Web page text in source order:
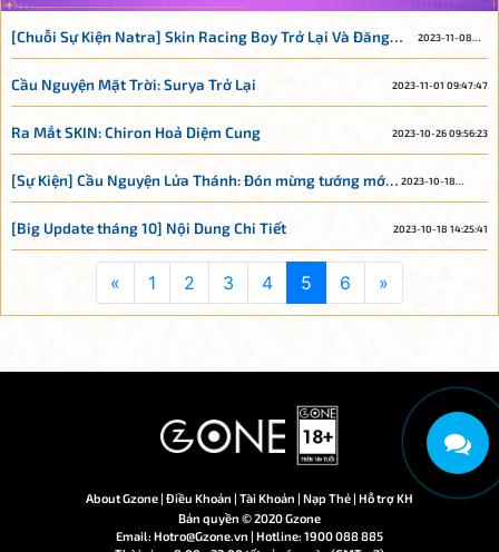
[Chuỗi Sự Kiện Natra] Skin Racing Boy Trở Lại Và Đăng
Nhập Nhận Hero Na Tra
2023-11-08
Cầu Nguyện Mặt Trời: Surya Trở Lại 2023-11-01 09:47:47
Ra Mắt SKIN: Chiron Hoả Diệm Cung 2023-10-26 09:56:23
[Sự Kiện] Cầu Nguyện Lửa Thánh: Đón mừng tướng mới
Hestia
2023-10-18
[Big Update tháng 10] Nội Dung Chi Tiết 2023-10-18 14:25:41
« 1 2 3 4 5 6 »
About Gzone | Điều Khoản | Tài Khoản | Nạp Thẻ | Hỗ trợ KH
Bản quyền © 2020 Gzone
Email: Hotro@Gzone.vn | Hotline: 1900 088 885